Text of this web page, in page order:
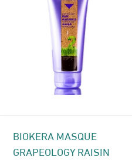
BIOKERA MASQUE
GRAPEOLOGY RAISIN